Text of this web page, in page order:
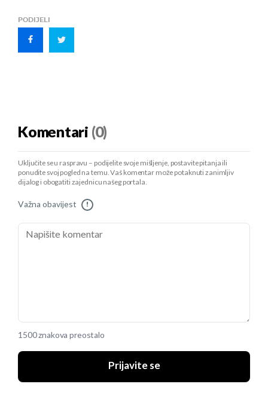
PODIJELI
Komentari (0)
Uključite se u raspravu – podijelite svoje mišljenje, postavite pitanja ili
ponudite svoj pogled na temu. Vaš komentar može potaknuti zanimljiv
dijalog i obogatiti zajednicu našeg portala.
Važna obavijest !
1500 znakova preostalo
Prijavite se